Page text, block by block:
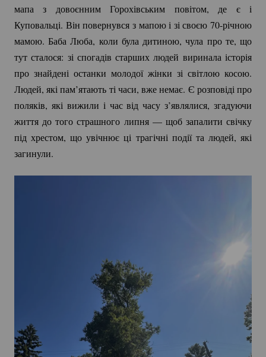
мапа з довоєнним Горохівським повітом, де є і
Куповальці. Він повернувся з мапою і зі своєю 70-річною
мамою. Баба Люба, коли була дитиною, чула про те, що
тут сталося: зі спогадів старших людей виринала історія
про знайдені останки молодої жінки зі світлою косою.
Людей, які пам’ятають ті часи, вже немає. Є розповіді про
поляків, які вижили і час від часу з’являлися, згадуючи
життя до того страшного липня — щоб запалити свічку
під хрестом, що увічнює ці трагічні події та людей, які
загинули.